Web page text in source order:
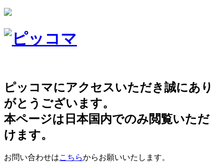
ピッコマにアクセスいただき誠にあり
がとうございます。
本ページは日本国内でのみ閲覧いただ
けます。
お問い合わせはこちらからお願いいたします。